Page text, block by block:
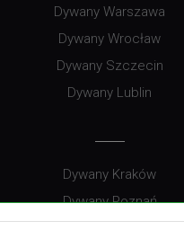
Dywany Warszawa
Dywany Wrocław
Dywany Szczecin
Dywany Lublin
Dywany Kraków
Dywany Poznań